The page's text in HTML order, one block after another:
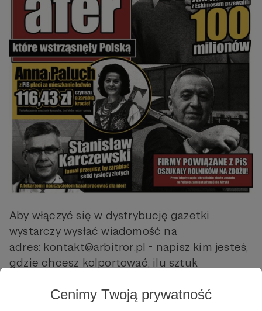
Cenimy Twoją prywatność
Aby włączyć się w dystrybucję gazetki
wystarczy wysłać wiadomość na
adres: kontakt@arbitror.pl - napisz kim jesteś,
gdzie chcesz kolportować, ilu sztuk
Napływa dużo zgłoszeń, ale wolontariusze